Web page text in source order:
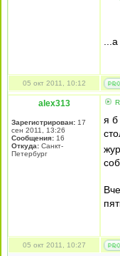
05 окт 2011, 10:12
alex313
Зарегистрирован: 17
сен 2011, 13:26
Сообщения: 16
Откуда: Санкт-
Петербург
я б
05 окт 2011, 10:27